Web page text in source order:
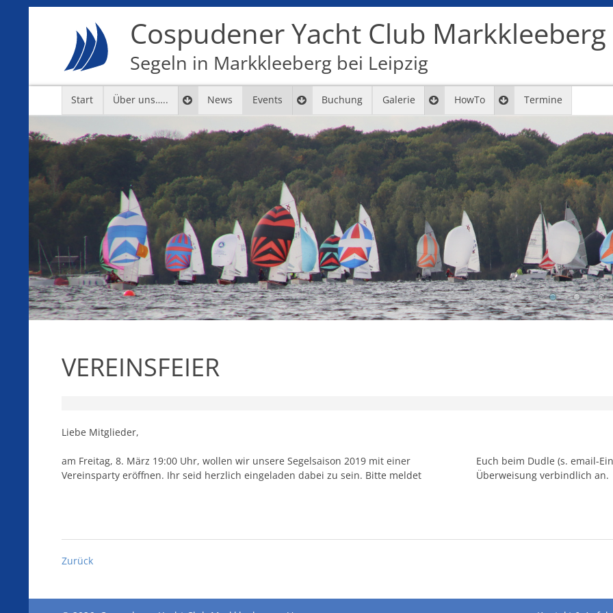
Cospudener Yacht Club Markkleeberg
Segeln in Markkleeberg bei Leipzig
Start Über uns….. News Events Buchung Galerie HowTo Termine
8 9 10 11 12
VEREINSFEIER
Liebe Mitglieder,
am Freitag, 8. März 19:00 Uhr, wollen wir unsere Segelsaison 2019 mit einer
Vereinsparty eröffnen. Ihr seid herzlich eingeladen dabei zu sein. Bitte meldet
Euch beim Dudle (s. email-Einladung) und durch eine entsprechende
Überweisung verbindlich an.
Zurück